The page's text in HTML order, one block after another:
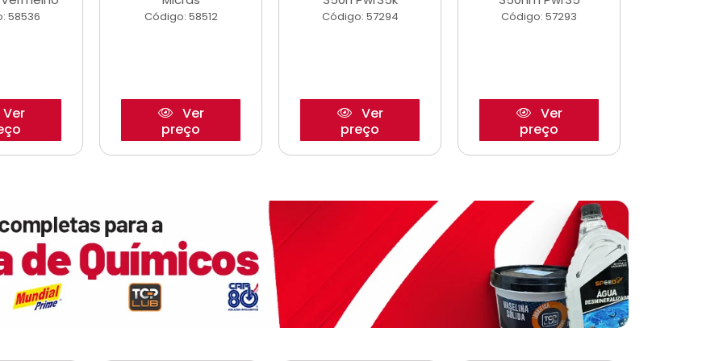
58536
Ver
Código: 58512
Ver
preço
Código: 57294
Ver
preço
Código: 57293
Ver
preço